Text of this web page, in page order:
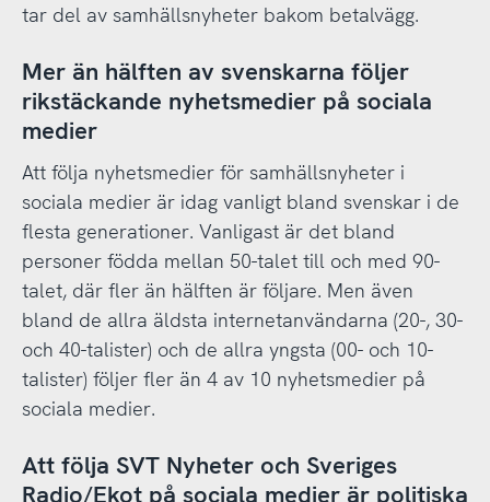
tar del av samhällsnyheter bakom betalvägg.
Mer än hälften av svenskarna följer
rikstäckande nyhetsmedier på sociala
medier
Att följa nyhetsmedier för samhällsnyheter i
sociala medier är idag vanligt bland svenskar i de
flesta generationer. Vanligast är det bland
personer födda mellan 50-talet till och med 90-
talet, där fler än hälften är följare. Men även
bland de allra äldsta internetanvändarna (20-, 30-
och 40-talister) och de allra yngsta (00- och 10-
talister) följer fler än 4 av 10 nyhetsmedier på
sociala medier.
Att följa SVT Nyheter och Sveriges
Radio/Ekot på sociala medier är politiska